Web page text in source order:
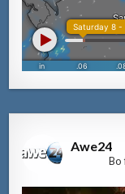
Awe24
Bo